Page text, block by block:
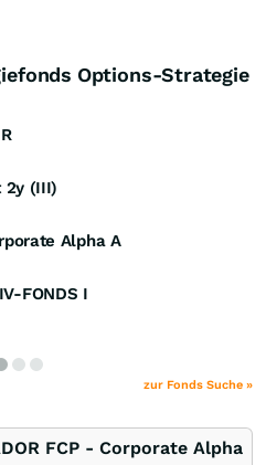
Options-Strategie
2y (III)
Alpha A
FONDS I
zur Fonds Suche »
FCP - Corporate Alpha